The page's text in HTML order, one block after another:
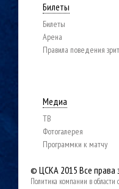
Билеты
Билеты
Арена
Правила поведения
Медиа
ТВ
Фотогалерея
Программки к матчу
© ЦСКА 2015 Все
Политика компании в